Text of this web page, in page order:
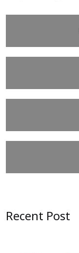
Recent Post